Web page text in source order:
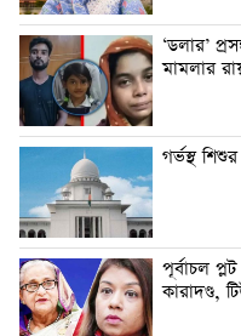
‘ডলার’
মামলার
গর্ভস্থ
পূর্বাচল
কারাদণ্ড,